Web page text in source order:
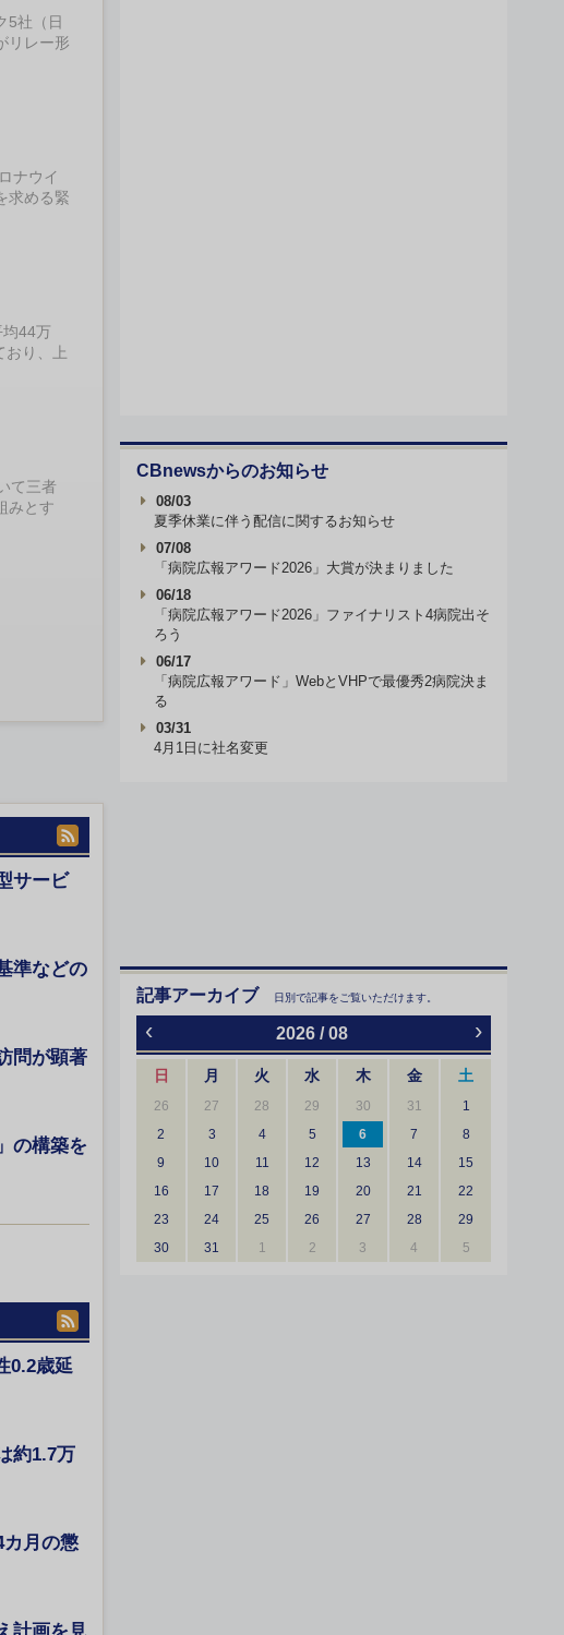
5社（日
リレー形
ナウイ
求める緊
44万
おり、上
て三者
みとす
サービ
準などの
問が顕著
の構築を
0.2歳延
約1.7万
月の懲
計画を見
CBnewsからのお知らせ
08/03
夏季休業に伴う配信に関するお知らせ
07/08
「病院広報アワード2026」大賞が決まりました
06/18
「病院広報アワード2026」ファイナリスト4病院出そ
ろう
06/17
「病院広報アワード」WebとVHPで最優秀2病院決ま
る
03/31
4月1日に社名変更
記事アーカイブ 日別で記事をご覧いただけます。
‹ 2026 / 08 ›
日 月 火 水 木 金 土
26 27 28 29 30 31
1
2
3 4 5 6 7
8
9
10 11 12 13 14
15
16
17 18 19 20 21
22
23
24 25 26 27 28
29
30
31 1 2 3 4 5